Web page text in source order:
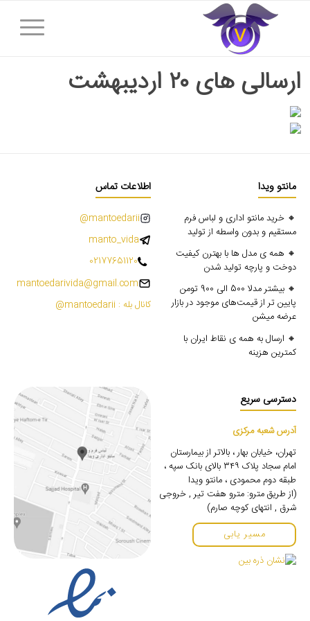
ارسالی های ۲۰ اردیبهشت
مانتو ویدا
🔸 خرید مانتو اداری و لباس فرم
مستقیم و بدون واسطه از تولید
🔸 همه ی مدل ها با بهترن کیفیت
دوخت و پارچه تولید شدن
🔸 بیشتر مدلا 500 الی 900 تومن
پایین تر از قیمت‌های موجود در بازار
عرضه میشن
🔸 ارسال به همه ی نقاط ایران با
کمترین هزینه
اطلاعات تماس
mantoedarii@
manto_vida
02177651120
mantoedarivida@gmail.com
کانال بله : mantoedarii@
دسترسی سریع
آدرس شعبه مرکزی
تهران، خیابان بهار ، بالاتر از بیمارستان
امام سجاد پلاک ۳۴۹ بالای بانک سپه ،
طبقه دوم محمودی ، مانتو ویدا
(از طریق مترو: مترو هفت تیر , خروجی
شرق , انتهای کوچه صارم)
مسیر یابی